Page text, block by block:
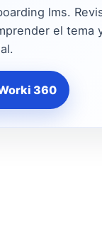
lms.
el tema
360